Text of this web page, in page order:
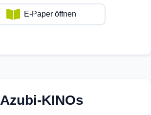
E-Paper öffnen
Azubi-KINOs